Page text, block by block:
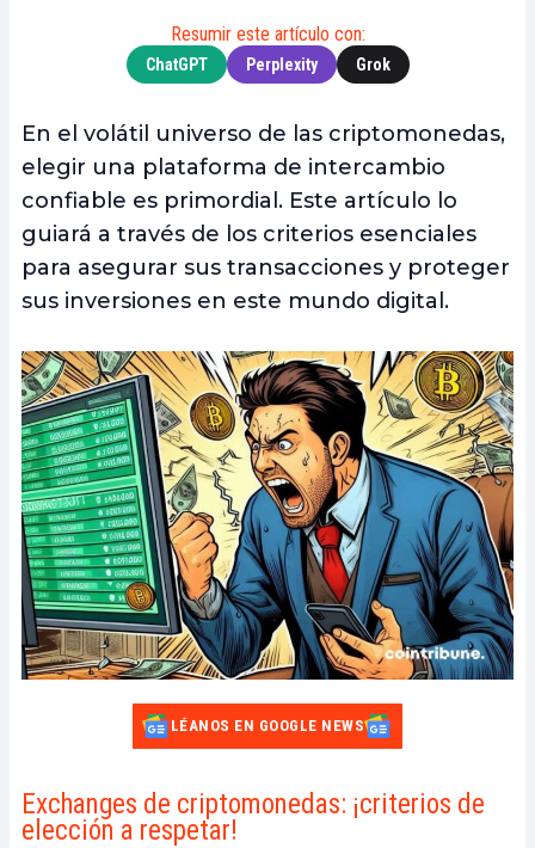
Resumir este artículo con:
ChatGPT Perplexity Grok
En el volátil universo de las criptomonedas,
elegir una plataforma de intercambio
confiable es primordial. Este artículo lo
guiará a través de los criterios esenciales
para asegurar sus transacciones y proteger
sus inversiones en este mundo digital.
LÉANOS EN GOOGLE NEWS
Exchanges de criptomonedas: ¡criterios de
elección a respetar!